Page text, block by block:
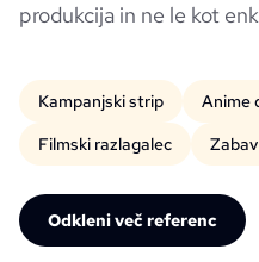
produkcija in ne le kot
Kampanjski strip
Anime
Filmski razlagalec
Odkleni več referenc